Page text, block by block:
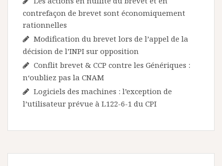
contrefaçon de brevet sont économiquement
rationnelles
Modification du brevet lors de l’appel de la
décision de l’INPI sur opposition
Conflit brevet & CCP contre les Génériques :
n‘oubliez pas la CNAM
Logiciels des machines : l’exception de
l’utilisateur prévue à L122-6-1 du CPI